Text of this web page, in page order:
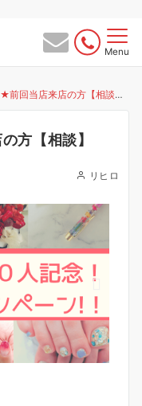
Menu
前回当店来店の方【相談】
方【相談】
リヒロ